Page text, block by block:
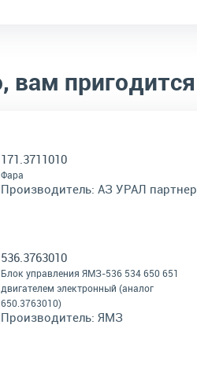
вам пригодится
171.3711010
Фара
Производитель: АЗ УРАЛ партнер
536.3763010
Блок управления ЯМЗ-536 534 650 651
двигателем электронный (аналог
650.3763010)
Производитель: ЯМЗ